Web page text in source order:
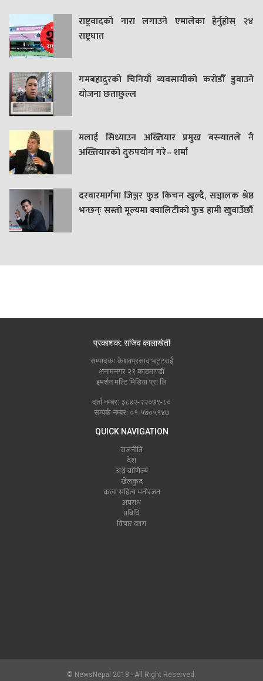
राष्ट्रवादको नारा लगाउने एमालेका हेर्नुहोस् २४
राष्ट्रघात
गमबहादुरकाे चिनियाँ व्यवसायीको करोडौँ डुवाउने
याेजना छताछुल्ल
मलाई सिध्याउन अख्तियार प्रमुख बस्न्यातले नै
अख्तियारको दुरुपयोग गरे– शर्मा
दरवारमार्गमा जिञ्जर फुड किचन खुल्दै, सञ्चालक श्रेष्ठ
भन्छन्ः सस्तो मूल्यमा क्वालिटीको फुड हामी खुवाउँछौं
प्रकाशक: सजिव कालाखेती
सम्पादकः केशवप्रसाद भट्टराई
अनामनगर २९ काठमाण्डौं
इमर्शन मल्टि मिडिया प्रा लि
दर्ता नम्बर: ३८४२-२२०७९-८०
सम्पर्क नम्बर: ०१-५७०५१४७
QUICK NAVIGATION
राजनीति
देश
अर्थ बाणिज्य
खेलकुद
कला सहित्य मनोरंजन
अपराध
प्रबिधि
विचार ब्लग
© NewsNepal 2018 - All Right Reserved.